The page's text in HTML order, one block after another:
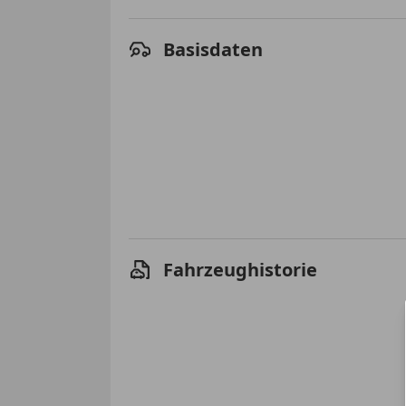
Basisdaten
Fahrzeughistorie